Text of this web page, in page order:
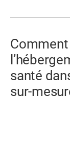
santé
sur-